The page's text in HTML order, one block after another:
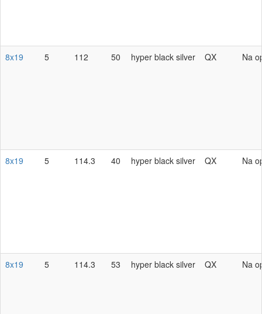
8x19 5 112 50 hyper black silver QX Na
8x19 5 114.3 40 hyper black silver QX Na
8x19 5 114.3 53 hyper black silver QX Na